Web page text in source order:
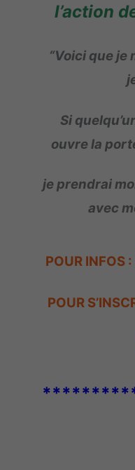
l’action
“Voici que je
Si
ouvre la
je prendrai
avec
POUR INFOS :
POUR